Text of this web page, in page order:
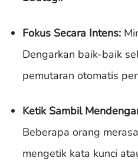
Fokus Secara Intens:
Dengarkan baik-baik
pemutaran otomatis
Ketik Sambil
Beberapa orang
mengetik kata kunci